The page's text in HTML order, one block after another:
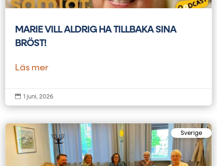
MARIE VILL ALDRIG HA TILLBAKA SINA
BRÖST!
Läs mer
 1 juni, 2026
Sverige